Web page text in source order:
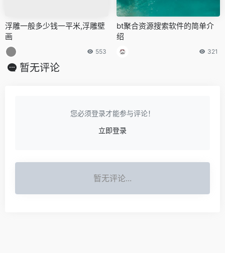
浮雕一般多少钱一平米,浮雕壁
画
553
bt聚合资源搜索软件的简单介
绍
321
暂无评论
您必须登录才能参与评论！
立即登录
暂无评论...